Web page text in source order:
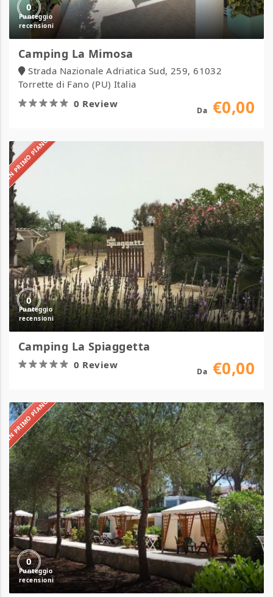
0
Camping La Mimosa
Strada Nazionale Adriatica Sud, 259, 61032
Torrette di Fano (PU) Italia
0 Review
Da €0,00
IN PRIMO PIANO
0
Camping La Spiaggetta
0 Review
Da €0,00
IN PRIMO PIANO
0
Camping
Le
Calanchiole